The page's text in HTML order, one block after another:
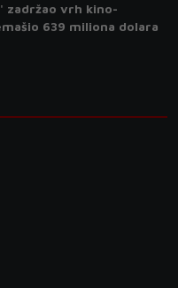
zadržao vrh kino-
639 miliona dolara